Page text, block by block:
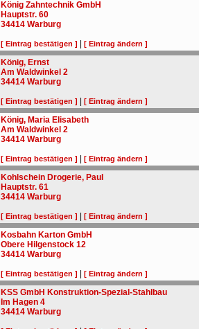
König Zahntechnik GmbH
Hauptstr. 60
34414 Warburg
[ Eintrag bestätigen ] |[ Eintrag ändern ]
König, Ernst
Am Waldwinkel 2
34414 Warburg
[ Eintrag bestätigen ] |[ Eintrag ändern ]
König, Maria Elisabeth
Am Waldwinkel 2
34414 Warburg
[ Eintrag bestätigen ] |[ Eintrag ändern ]
Kohlschein Drogerie, Paul
Hauptstr. 61
34414 Warburg
[ Eintrag bestätigen ] |[ Eintrag ändern ]
Kosbahn Karton GmbH
Obere Hilgenstock 12
34414 Warburg
[ Eintrag bestätigen ] |[ Eintrag ändern ]
KSS GmbH Konstruktion-Spezial-Stahlbau
Im Hagen 4
34414 Warburg